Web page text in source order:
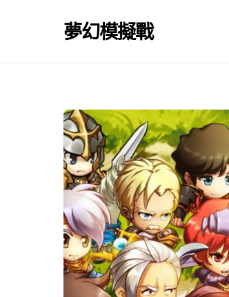
夢幻模擬戰